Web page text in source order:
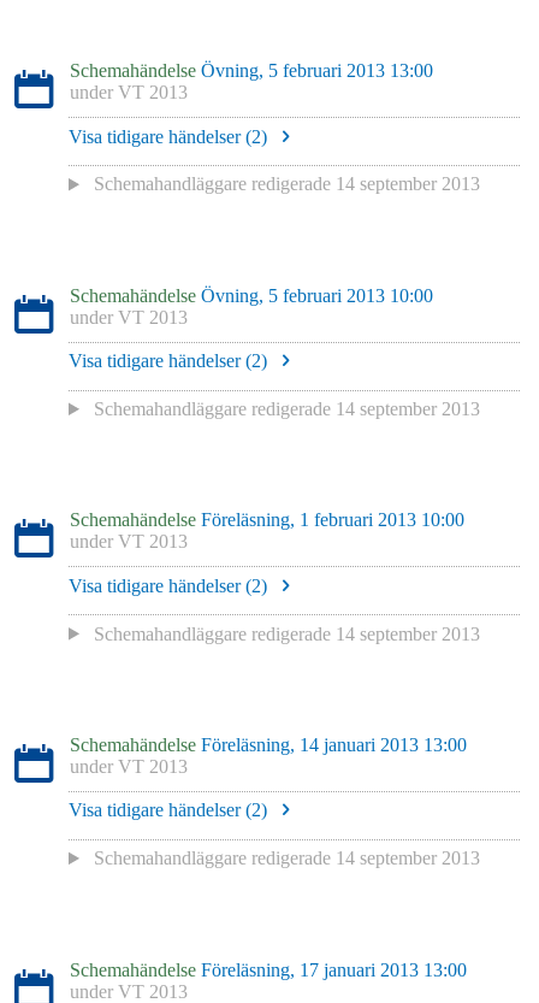
Schemahändelse Övning, 5 februari 2013 13:00
under VT 2013
Visa tidigare händelser (2)
Schemahandläggare redigerade 14 september 2013
Schemahändelse Övning, 5 februari 2013 10:00
under VT 2013
Visa tidigare händelser (2)
Schemahandläggare redigerade 14 september 2013
Schemahändelse Föreläsning, 1 februari 2013 10:00
under VT 2013
Visa tidigare händelser (2)
Schemahandläggare redigerade 14 september 2013
Schemahändelse Föreläsning, 14 januari 2013 13:00
under VT 2013
Visa tidigare händelser (2)
Schemahandläggare redigerade 14 september 2013
Schemahändelse Föreläsning, 17 januari 2013 13:00
under VT 2013